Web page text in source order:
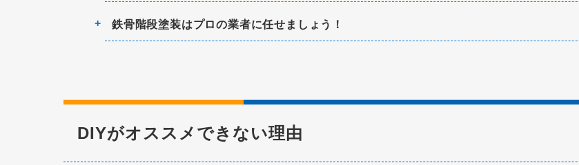
鉄骨階段塗装はプロの業者に任せましょう！
DIYがオススメできない理由